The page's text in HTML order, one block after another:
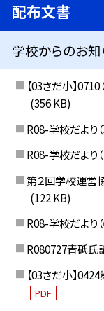
配布文書
学校からのお知
【03さだ小】
(356 KB)
R08-学校だより
R08-学校だより
第２回学校運営協
(122 KB)
R08-学校だより
R080727青砥氏
【03さだ小】
PDF